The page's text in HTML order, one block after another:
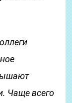
Чаще всего